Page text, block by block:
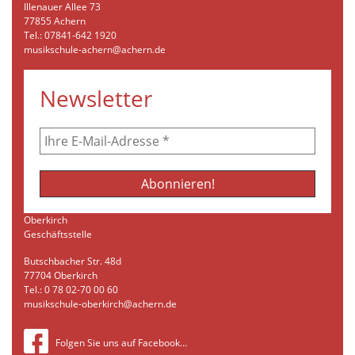
Illenauer Allee 73
77855 Achern
Tel.: 07841-642 1920
musikschule-achern@achern.de
Newsletter
Oberkirch
Geschäftsstelle
Butschbacher Str. 48d
77704 Oberkirch
Tel.: 0 78 02-70 00 60
musikschule-oberkirch@achern.de
Folgen Sie uns auf Facebook…